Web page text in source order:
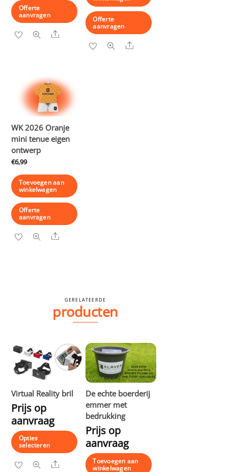
Offerte
aanvragen
Share
Offerte
aanvragen
Share
WK 2026 Oranje
mini tenue eigen
ontwerp
€6,99
Toevoegen aan
winkelwagen
Offerte
aanvragen
Share
GERELATEERDE
producten
Virtual Reality bril
Prijs op
aanvraag
Opties
selecteren
Dit
Share
De echte boerderij
emmer met
bedrukking
Prijs op
aanvraag
Toevoegen aan
winkelwagen